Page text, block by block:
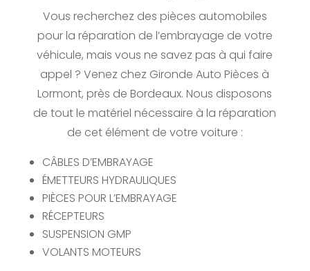
Vous recherchez des pièces automobiles
pour la réparation de l’embrayage de votre
véhicule, mais vous ne savez pas à qui faire
appel ? Venez chez Gironde Auto Pièces à
Lormont, près de Bordeaux. Nous disposons
de tout le matériel nécessaire à la réparation
de cet élément de votre voiture :
CÂBLES D’EMBRAYAGE
ÉMETTEURS HYDRAULIQUES
PIÈCES POUR L’EMBRAYAGE
RÉCEPTEURS
SUSPENSION GMP
VOLANTS MOTEURS